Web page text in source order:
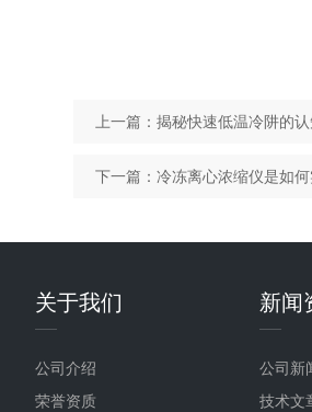
上一篇：揭秘快速低温冷阱的认
下一篇：冷冻离心浓缩仪是如
关于我们
公司介绍
荣誉资质
新闻
公司新
技术文